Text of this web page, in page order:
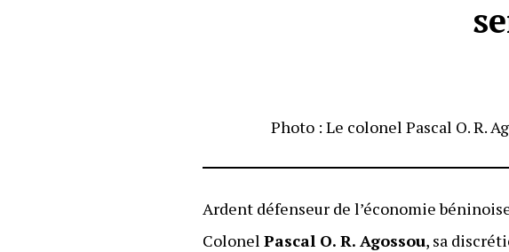
Photo : Le colonel Pascal O. R.
Ardent défenseur de l’économie
ColonelPascal O. R. Agossou, sa